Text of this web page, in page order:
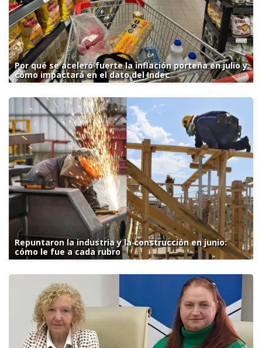
Por qué se aceleró fuerte la inflación porteña en julio y
cómo impactará en el dato del Indec
Repuntaron la industria y la construcción en junio:
cómo le fue a cada rubro